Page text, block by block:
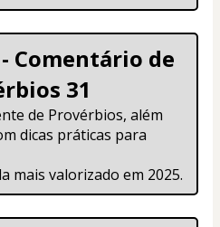
Comentário de
31
de Provérbios, além
dicas práticas para
mais valorizado em 2025.